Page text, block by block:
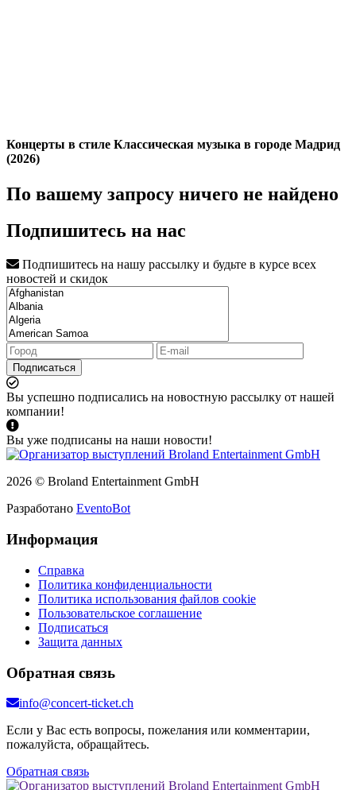
Концерты в стиле Классическая музыка в городе Мадрид
(2026)
По вашему запросу ничего не найдено
Подпишитесь на нас
Подпишитесь на нашу рассылку и будьте в курсе всех
новостей и скидок
Подписаться
Вы успешно подписались на новостную рассылку от нашей
компании!
Вы уже подписаны на наши новости!
2026 © Broland Entertainment GmbH
Разработано EventoBot
Информация
Справка
Политика конфиденциальности
Политика использования файлов cookie
Пользовательское соглашение
Подписаться
Защита данных
Обратная связь
info@concert-ticket.ch
Если у Вас есть вопросы, пожелания или комментарии,
пожалуйста, обращайтесь.
Обратная связь